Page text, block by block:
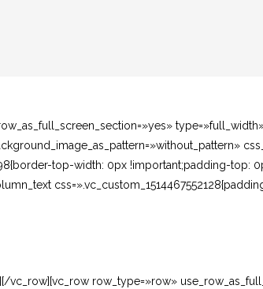
top-width: 0px !important;padding-top:
row_type=»row»